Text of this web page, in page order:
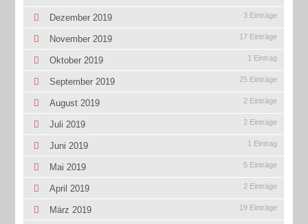
Dezember 2019 3 Einträge
November 2019 17 Einträge
Oktober 2019 1 Eintrag
September 2019 25 Einträge
August 2019 2 Einträge
Juli 2019 2 Einträge
Juni 2019 1 Eintrag
Mai 2019 5 Einträge
April 2019 2 Einträge
März 2019 19 Einträge